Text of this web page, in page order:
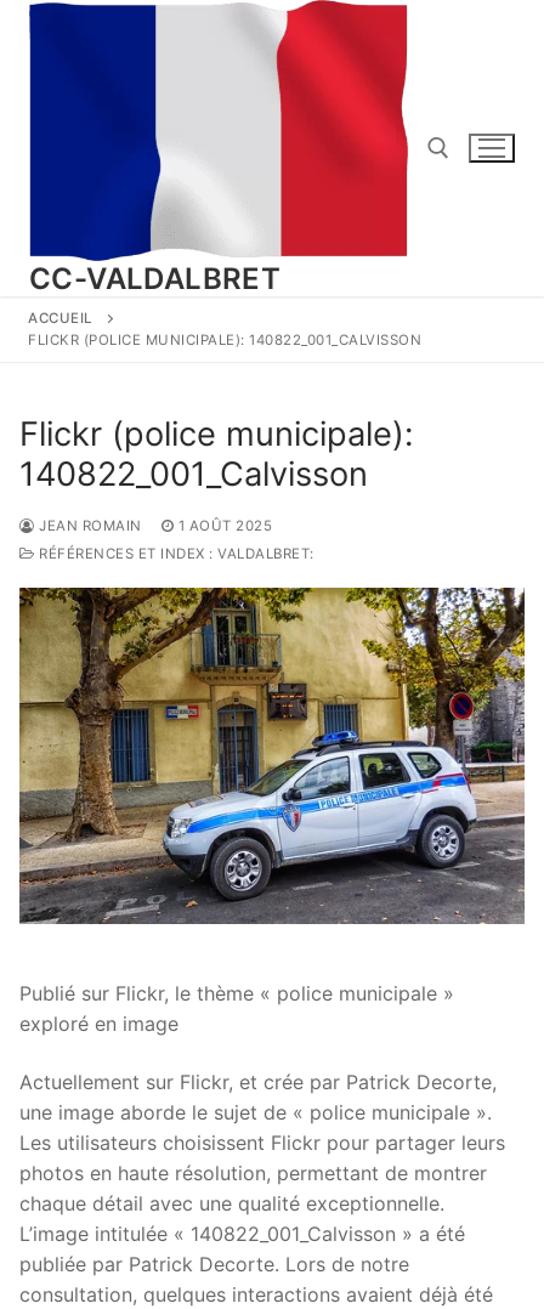
Aller
CC-VALDALBRET
ACCUEIL
FLICKR (POLICE MUNICIPALE): 140822_001_CALVISSON
Flickr (police municipale):
140822_001_Calvisson
JEAN ROMAIN
1 AOÛT 2025
RÉFÉRENCES ET INDEX : VALDALBRET:
Publié sur Flickr, le thème « police municipale »
exploré en image
Actuellement sur Flickr, et crée par Patrick Decorte,
une image aborde le sujet de « police municipale ».
Les utilisateurs choisissent Flickr pour partager leurs
photos en haute résolution, permettant de montrer
chaque détail avec une qualité exceptionnelle.
L’image intitulée « 140822_001_Calvisson » a été
publiée par Patrick Decorte. Lors de notre
consultation, quelques interactions avaient déjà été